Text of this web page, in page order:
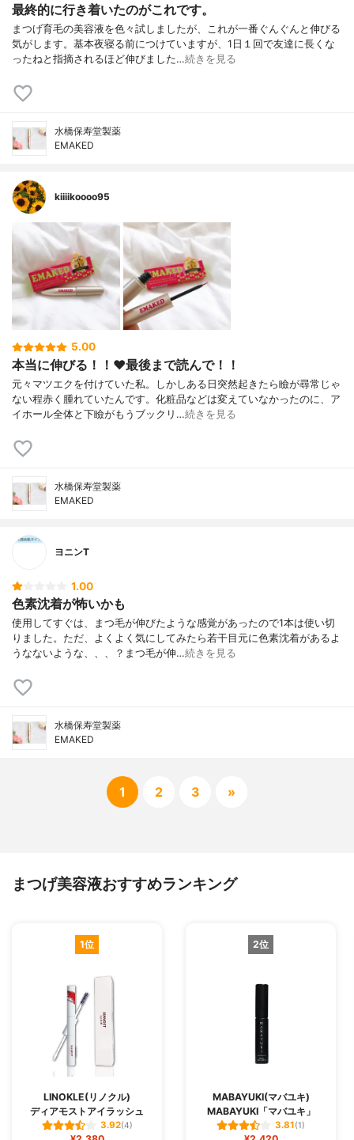
最終的に行き着いたのがこれです。
まつげ育毛の美容液を色々試しましたが、これが一番ぐんぐんと伸びる
気がします。基本夜寝る前につけていますが、1日１回で友達に長くな
ったねと指摘されるほど伸びました…続きを見る
水橋保寿堂製薬
EMAKED
kiiiikoooo95
5.00
本当に伸びる！！♥︎最後まで読んで！！
元々マツエクを付けていた私。しかしある日突然起きたら瞼が尋常じゃ
ない程赤く腫れていたんです。化粧品などは変えていなかったのに、ア
イホール全体と下瞼がもうブックリ…続きを見る
水橋保寿堂製薬
EMAKED
ヨニンT
1.00
色素沈着が怖いかも
使用してすぐは、まつ毛が伸びたような感覚があったので1本は使い切
りました。ただ、よくよく気にしてみたら若干目元に色素沈着があるよ
うなないような、、、？まつ毛が伸…続きを見る
水橋保寿堂製薬
EMAKED
1 2 3 »
まつげ美容液おすすめランキング
1位
LINOKLE(リノクル)
ディアモストアイラッシュ
3.92(4)
2位
MABAYUKI(マバユキ)
MABAYUKI「マバユキ」
3.81(1)